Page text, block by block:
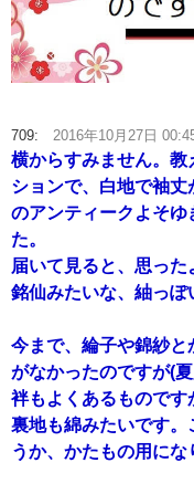
709: 2016年10月27日
横からすみません。教
ションで、白地で袖
のアンティークよそゆ
た。
届いて見ると、思った
銘仙みたいな、紬っ
今まで、綸子や錦紗と
がなかったのですが(
袢もよくあるものです
裏地も綿みたいです
うか、かたもの用に